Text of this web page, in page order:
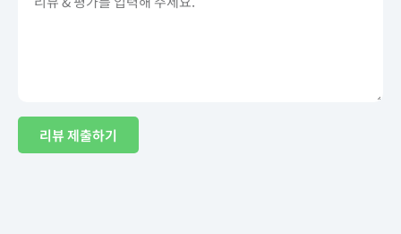
리뷰 제출하기